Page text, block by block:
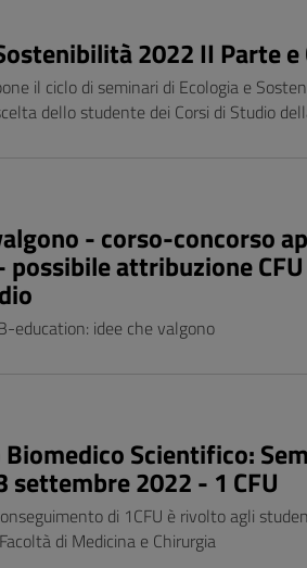
2022 II Parte
il ciclo di seminari di Ecologia e
dello studente dei Corsi di Studio
- corso-concorso
attribuzione
education: idee che valgono
Scientifico:
2022 - 1 CFU
di 1CFU è rivolto agli
di Medicina e Chirurgia